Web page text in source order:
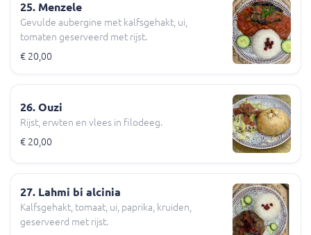
25. Menzele
Gevulde aubergine met kalfsgehakt, ui,
tomaten geserveerd met rijst.
€ 20,00
26. Ouzi
Rijst, erwten en vlees in filodeeg.
€ 20,00
27. Lahmi bi alcinia
Kalfsgehakt, tomaat, ui, paprika, kruiden,
geserveerd met rijst.